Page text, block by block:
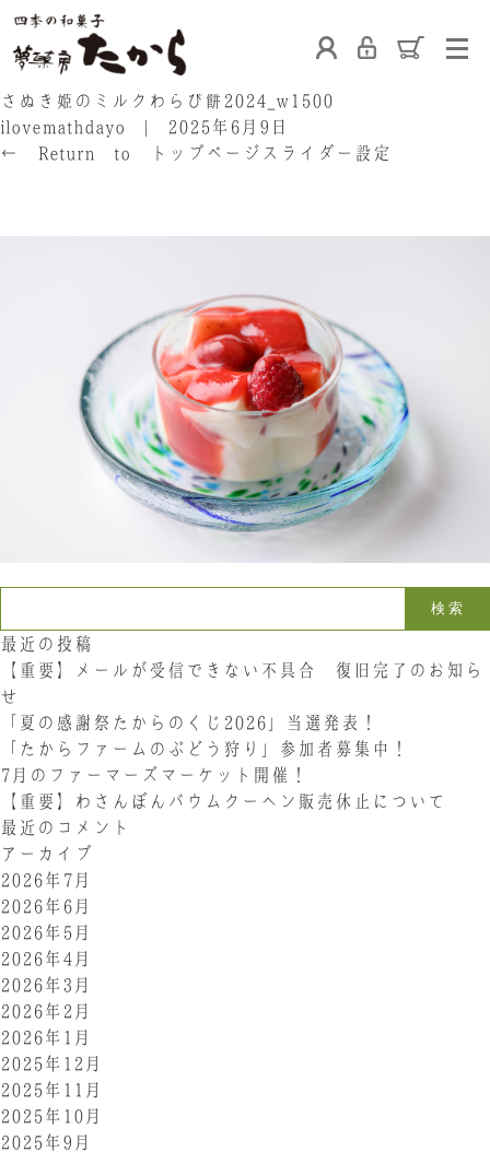
ホーム
たからについて
ブログ 会社概要 採用情報
お問い合わせ
お問い合わせ
〒761-0101 香川県高松市春日町214
087-844-8801 （受付時間 8:30〜17:30）
さぬき姫のミルクわらび餅2024_w1500
ilovemathdayo
2025年6月9日
←
Return to トップページスライダー設定
最近の投稿
【重要】メールが受信できない不具合 復旧完了のお知ら
せ
「夏の感謝祭たからのくじ2026」当選発表！
「たからファームのぶどう狩り」参加者募集中！
7月のファーマーズマーケット開催！
【重要】わさんぼんバウムクーヘン販売休止について
最近のコメント
アーカイブ
2026年7月
2026年6月
2026年5月
2026年4月
2026年3月
2026年2月
2026年1月
2025年12月
2025年11月
2025年10月
2025年9月